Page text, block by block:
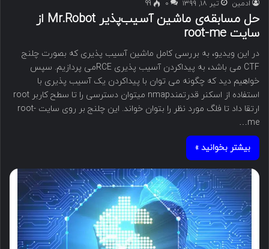
ادمین تیر ۱۸, ۱۳۹۹ ۰ 99
حل مسابقه‌ی ماشین آسیب‌پذیر Mr.Robot از
سایت root-me
در این ویدیو، به بررسی کامل ماشین آسیب پذیری که بصورت چلنج
CTF می باشد، به پیداکردن آسیب پذیری RCEمی پردازیم. سپس
خواهیم دید که چگونه می توان با پیداکردن یک آسیب پذیری با
استفاده از اسکنر قدرتمندnmap میتوان دسترسی را تا سطح کاربر root
ارتقا داد تا فلگ مورد نظر را بتوان خواند. این چلنج بر روی سایت root-
me…
بیشتر بخوانید »